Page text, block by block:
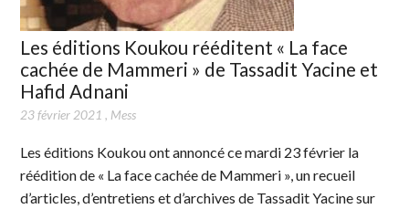
Les éditions Koukou rééditent « La face
cachée de Mammeri » de Tassadit Yacine et
Hafid Adnani
23 février 2021 , Mess
Les éditions Koukou ont annoncé ce mardi 23 février la
réédition de « La face cachée de Mammeri », un recueil
d’articles, d’entretiens et d’archives de Tassadit Yacine sur